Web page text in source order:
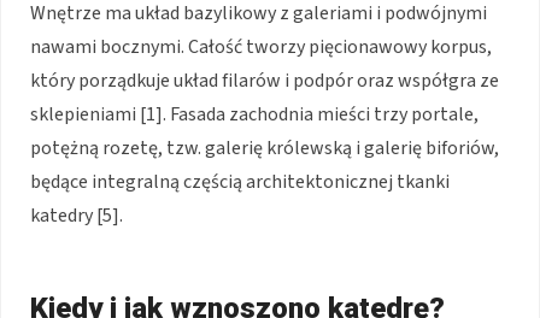
Wnętrze ma układ bazylikowy z galeriami i podwójnymi
nawami bocznymi. Całość tworzy pięcionawowy korpus,
który porządkuje układ filarów i podpór oraz współgra ze
sklepieniami [1]. Fasada zachodnia mieści trzy portale,
potężną rozetę, tzw. galerię królewską i galerię biforiów,
będące integralną częścią architektonicznej tkanki
katedry [5].
Kiedy i jak wznoszono katedrę?